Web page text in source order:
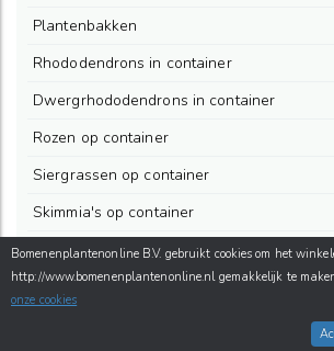
Plantenbakken
Rhododendrons in container
Dwergrhododendrons in container
Rozen op container
Siergrassen op container
Skimmia's op container
Stinzenplanten op container
Varens op container
Bomenenplantenonline B.V. gebruikt cookies om het
http://www.bomenenplantenonline.nl gemakkelijk te
onze cookies